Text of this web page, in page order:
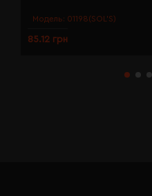
Модель: 01198(SOL’S)
85.12 грн